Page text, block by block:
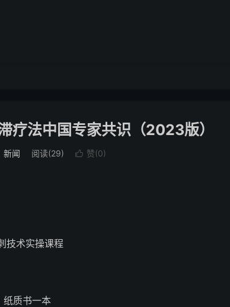
疗法中国专家共识（2023版）
新闻 阅读(29)  赞(0)
技术实操课程
纸质书一本